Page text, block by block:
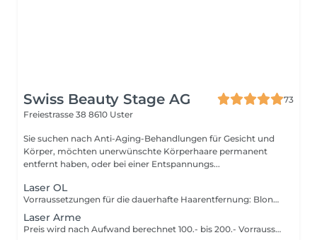
Swiss Beauty Stage AG
73
Freiestrasse 38 8610 Uster
Sie suchen nach Anti-Aging-Behandlungen für Gesicht und
Körper, möchten unerwünschte Körperhaare permanent
entfernt haben, oder bei einer Entspannungs...
Laser OL
Vorraussetzungen für die dauerhafte Haarentfernung: Blonde Haare können wir leider nicht mit dem Laser behandeln. Wir empfehlen das wachsen. 4 Wochen vor dem Termin, Haare nur noch rasieren. Kein Wachsen oder Zupfen. 2 Wochen vor/nach Behandlung keine intensive Sonneneinstrahlung/Solarium. Nur auf intakter Haut darf gelasert werden. Falls Sie irgendwelche Erkrankungen haben, lichtsensibilisierende Medikamente einnehmen, Schwanger oder am stillen sind, melden Sie sich vorab per Mail oder telefonisch bei uns. So können wir rechtzeitig abklären, ob die Laserbehandlung für Sie das richtige ist.
Laser Arme
Preis wird nach Aufwand berechnet 100.- bis 200.- Vorraussetzungen für die dauerhafte Haarentfernung: Blonde Haare können wir leider nicht mit dem Laser behandeln. Wir empfehlen das wachsen. 4 Wochen vor dem Termin, Haare nur noch rasieren. Kein Wachsen oder Zupfen. 2 Wochen vor/nach Behandlung keine intensive Sonneneinstrahlung/Solarium. Nur auf intakter Haut darf gelasert werden. Falls Sie irgendwelche Erkrankungen haben, lichtsensibilisierende Medikamente einnehmen, Schwanger oder am stillen sind, melden Sie sich vorab per Mail oder telefonisch bei uns. So können wir rechtzeitig abklären, ob die Laserbehandlung für Sie das richtige ist.